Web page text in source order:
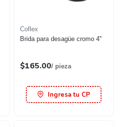
Coflex
Brida para desagüe cromo 4''
$165.00/ pieza
Ingresa tu CP